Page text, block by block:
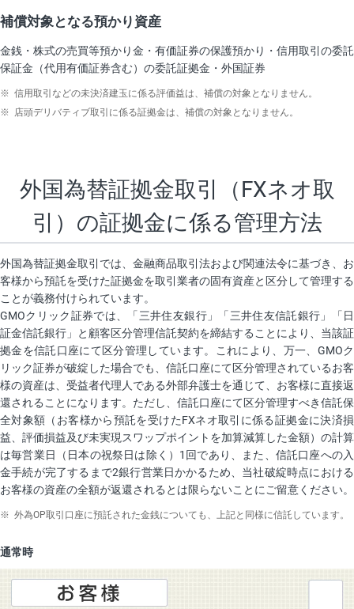
補償対象となる預かり資産
金銭・株式の売買等預かり金・有価証券の保護預かり・信用取引の委託
保証金（代用有価証券含む）の委託証拠金・外国証券
※ 信用取引などの未決済建玉に係る評価益は、補償の対象となりません。
※ 店頭デリバティブ取引に係る証拠金は、補償の対象となりません。
外国為替証拠金取引（FXネオ取
引）の証拠金に係る管理方法
外国為替証拠金取引では、金融商品取引法および関連法令に基づき、お
客様から預託を受けた証拠金を取引業者の固有資産と区分して管理する
ことが義務付けられています。
GMOクリック証券では、「三井住友銀行」「三井住友信託銀行」「日
証金信託銀行」と顧客区分管理信託契約を締結することにより、当該証
拠金を信託口座にて区分管理しています。これにより、万一、GMOク
リック証券が破綻した場合でも、信託口座にて区分管理されているお客
様の資産は、受益者代理人である外部弁護士を通じて、お客様に直接返
還されることになります。ただし、信託口座にて区分管理すべき信託保
全対象額（お客様から預託を受けたFXネオ取引に係る証拠金に決済損
益、評価損益及び未実現スワップポイントを加算減算した金額）の計算
は毎営業日（日本の祝祭日は除く）1回であり、また、信託口座への入
金手続が完了するまで2銀行営業日かかるため、当社破綻時点における
お客様の資産の全額が返還されるとは限らないことにご留意ください。
※ 外為OP取引口座に預託された金銭についても、上記と同様に信託しています。
通常時